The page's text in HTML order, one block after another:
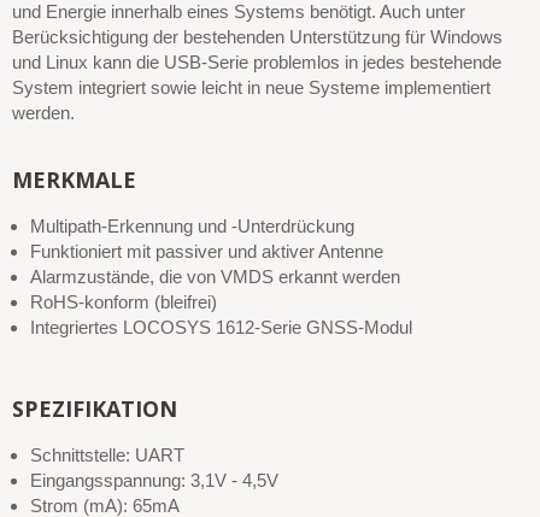
und Energie innerhalb eines Systems benötigt. Auch unter
Berücksichtigung der bestehenden Unterstützung für Windows
und Linux kann die USB-Serie problemlos in jedes bestehende
System integriert sowie leicht in neue Systeme implementiert
werden.
MERKMALE
Multipath-Erkennung und -Unterdrückung
Funktioniert mit passiver und aktiver Antenne
Alarmzustände, die von VMDS erkannt werden
RoHS-konform (bleifrei)
Integriertes LOCOSYS 1612-Serie GNSS-Modul
SPEZIFIKATION
Schnittstelle: UART
Eingangsspannung: 3,1V - 4,5V
Strom (mA): 65mA